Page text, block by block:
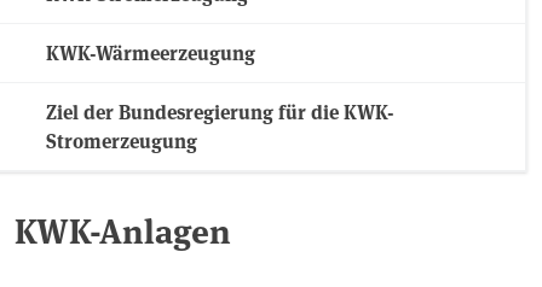
KWK-Wärmeerzeugung
Ziel der Bundesregierung für die KWK-
Stromerzeugung
KWK-Anlagen